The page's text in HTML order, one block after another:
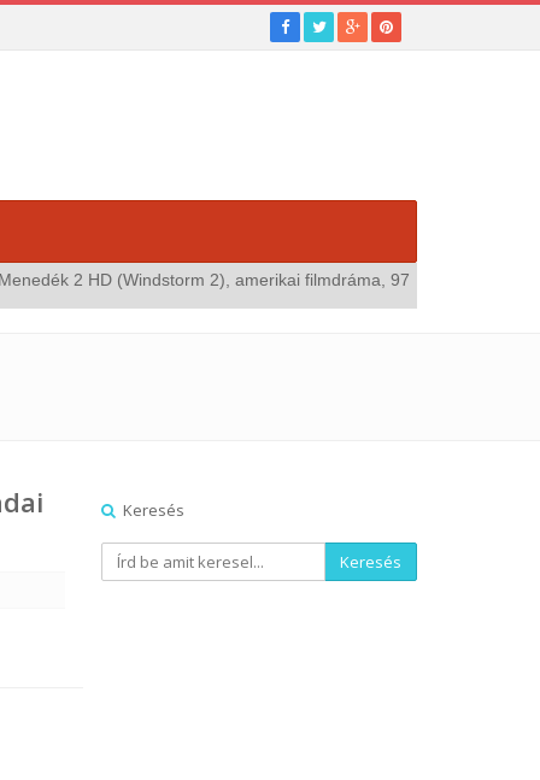
(Windstorm 2), amerikai filmdráma, 97 perc" megnézem...
Keresés
Keresés